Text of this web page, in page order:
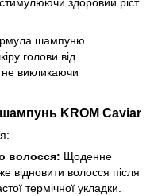
шампуню
голови від
викликаючи
KROM Caviar
волосся: Щоденне
волосся після
термічної укладки.